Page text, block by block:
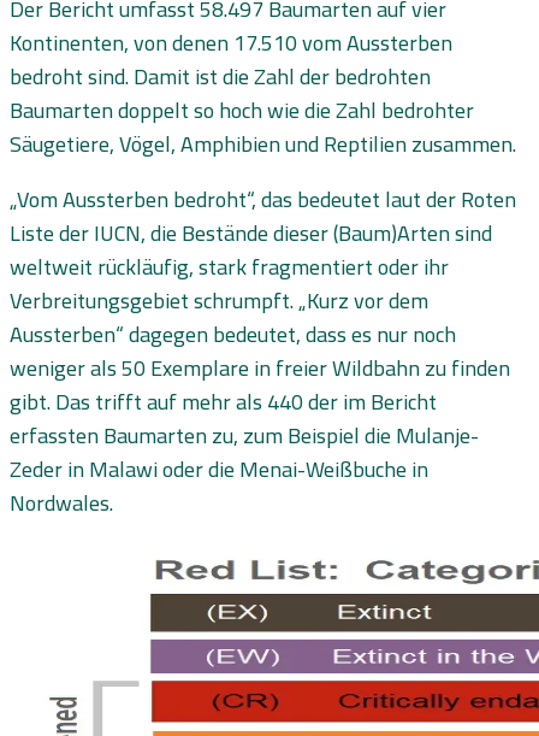
Der Bericht umfasst 58.497 Baumarten auf vier
Kontinenten, von denen 17.510 vom Aussterben
bedroht sind. Damit ist die Zahl der bedrohten
Baumarten doppelt so hoch wie die Zahl bedrohter
Säugetiere, Vögel, Amphibien und Reptilien zusammen.
„Vom Aussterben bedroht“, das bedeutet laut der Roten
Liste der IUCN, die Bestände dieser (Baum)Arten sind
weltweit rückläufig, stark fragmentiert oder ihr
Verbreitungsgebiet schrumpft. „Kurz vor dem
Aussterben“ dagegen bedeutet, dass es nur noch
weniger als 50 Exemplare in freier Wildbahn zu finden
gibt. Das trifft auf mehr als 440 der im Bericht
erfassten Baumarten zu, zum Beispiel die Mulanje-
Zeder in Malawi oder die Menai-Weißbuche in
Nordwales.